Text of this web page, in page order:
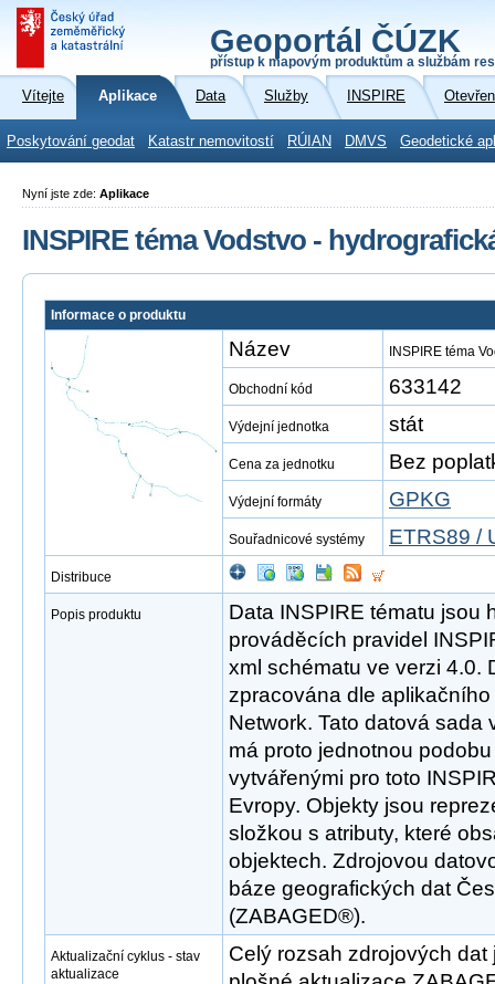
Geoportál ČÚZK
přístup k mapovým produktům a službám
Vítejte Aplikace Data Služby INSPIRE
Poskytování geodat Katastr nemovitostí RÚIAN DMVS Geodetické
Nyní jste zde: Aplikace
INSPIRE téma Vodstvo -
Informace o produktu
Název INSPIRE téma
Obchodní kód 633142
Výdejní jednotka stát
Cena za jednotku Bez
Výdejní formáty GPKG
Souřadnicové systémy ETRS89 /
Distribuce
Popis produktu
Data INSPIRE tématu jsou
prováděcích pravidel
xml schématu ve verzi 4.0.
zpracována dle
Network. Tato datová sada
má proto jednotnou
vytvářenými pro toto
Evropy. Objekty jsou
složkou s atributy, které
objektech. Zdrojovou
báze geografických dat
(ZABAGED®).
Aktualizační cyklus - stav
aktualizace
Celý rozsah zdrojových